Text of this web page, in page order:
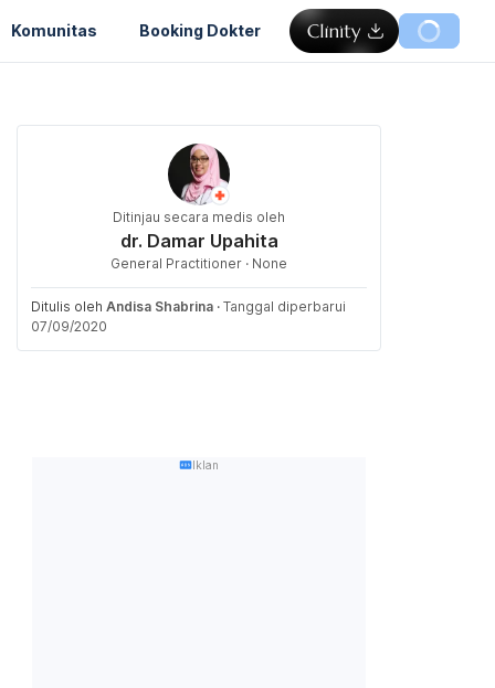
Komunitas Booking Dokter
Ditinjau secara medis oleh
dr. Damar Upahita
General Practitioner · None
Ditulis oleh Andisa Shabrina · Tanggal diperbarui
07/09/2020
Iklan